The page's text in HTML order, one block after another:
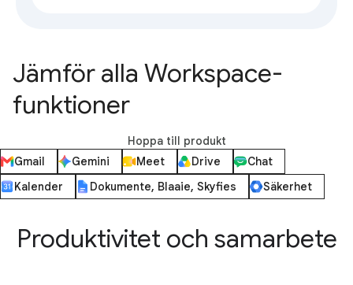
Jämför alla Workspace-
funktioner
Hoppa till produkt
Gmail
Gemini Meet Drive
Chat
Kalender
Dokumente, Blaaie, Skyfies Säkerhet
Produktivitet och samarbete